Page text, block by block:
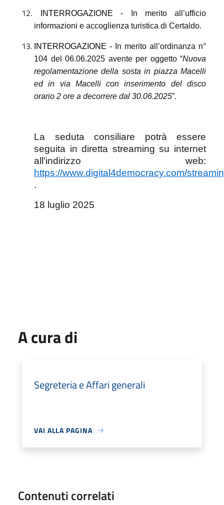
INTERROGAZIONE - In merito all ’ufficio
informazioni e accoglienza turistica di Certaldo.
INTERROGAZIONE -
In merito all’ordinanza n°
104 del 06.06.2025 avente per oggetto “Nuova
regolamentazione della sosta in piazza Macelli
ed in via Macelli con inserimento del disco
orario 2 ore a decorrere dal 30.06.2025”.
La seduta consiliare potrà essere
seguita in diretta streaming su internet
all'indirizzo web:
https://www.digital4democracy.com/
.
18 luglio 2025
A cura di
Segreteria e Affari generali
VAI ALLA PAGINA
Contenuti correlati